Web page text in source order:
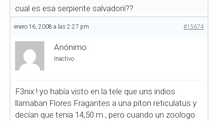
cual es esa serpiente salvadorii??
enero 16, 2008 a las 2:27 pm #15674
Anónimo
Inactivo
F3nix ! yo había visto en la tele que uns indios
llamaban Flores Fragantes a una piton reticulatus y
decían que tenia 14,50 m , pero cuando un zoologo